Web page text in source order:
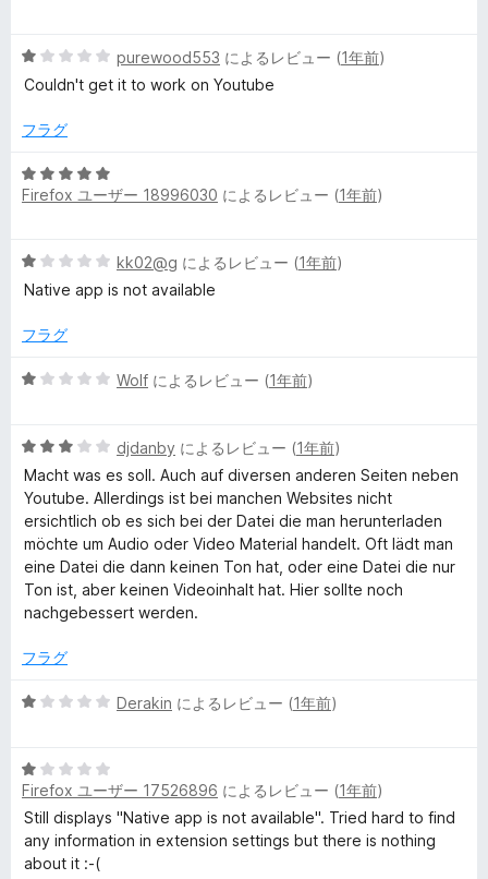
評
価
中
2
評
5
段
中
の
評
purewood553 によるレビュー (1年前)
Couldn't get it to work on Youtube
フラグ
5
段
5
の
価
Firefox ユーザー 18996030 によるレビュー (1年前)
5
段
中
の
kk02@g によるレビュー (1年前)
Native app is not available
フラグ
5
中
1
の
評
価
Wolf によるレビュー (1年前)
5
段
階
中
3
の
評
価
djdanby によるレビュー (1年前)
Macht was es soll. Auch auf diversen anderen Seiten neben
Youtube. Allerdings ist bei manchen Websites nicht
ersichtlich ob es sich bei der Datei die man herunterladen
möchte um Audio oder Video Material handelt. Oft lädt man
eine Datei die dann keinen Ton hat, oder eine Datei die nur
Ton ist, aber keinen Videoinhalt hat. Hier sollte noch
nachgebessert werden.
フラグ
5
中
1
の
評
価
Derakin によるレビュー (1年前)
5
段
階
中
1
Firefox ユーザー 17526896 によるレビュー (1年前)
Still displays "Native app is not available". Tried hard to find
any information in extension settings but there is nothing
about it :-(